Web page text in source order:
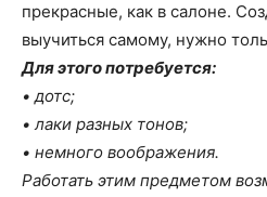
прекрасные, как в салоне.
выучиться самому, нужно
Для этого потребуется:
• дотс;
• лаки разных тонов;
• немного воображения.
Работать этим предметом